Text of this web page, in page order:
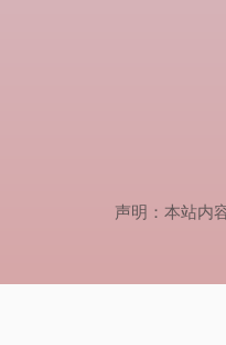
声明：本站内